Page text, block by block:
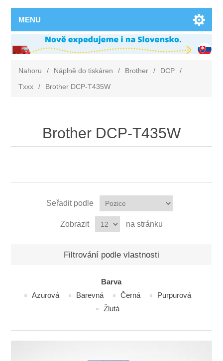
MENU
Nahoru / Náplně do tiskáren / Brother / DCP
/
Txxx
/ Brother DCP-T435W
Brother DCP-T435W
Seřadit podle
Zobrazit na stránku
Filtrování podle vlastnosti
Barva
Azurová
Barevná Černá
Purpurová
Žlutá